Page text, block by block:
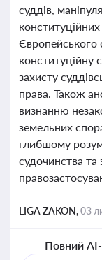
суддів,
Європейського
конституційну
захисту
права. Також
визнанню
земельних
глибшому
судочинства
LIGA ZAKON,03
Повний AI-